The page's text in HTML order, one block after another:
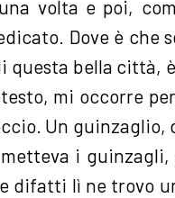
volta e poi,
Dove è che
bella città,
mi occorre
Un guinzaglio,
i
difatti lì ne trovo